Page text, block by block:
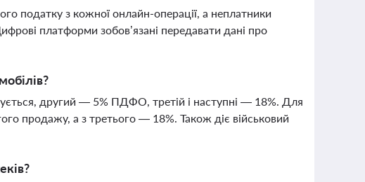
податку з кожної онлайн-операції, а неплатники
платформи зобов’язані передавати дані про
другий — 5% ПДФО, третій і наступні — 18%. Для
продажу, а з третього — 18%. Також діє військовий